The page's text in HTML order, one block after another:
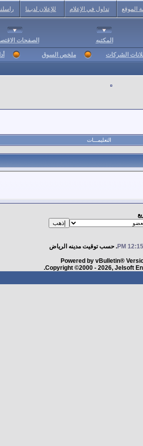
الموقع تداول في الإعلام للإعلان لديـنا
المكتبه الصفحات
الشركات ملخص السوق
التعليمـــات
12:15 PM . حسب توقيت مدينه الرياض
Powered by vBulletin®
Copyright ©2000 - 2026, Jelsoft